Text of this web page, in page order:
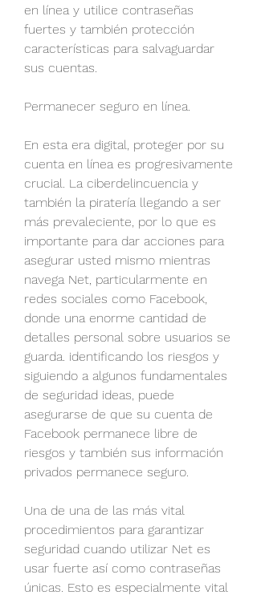
en línea y utilice contraseñas
fuertes y también protección
características para salvaguardar
sus cuentas.
Permanecer seguro en línea.
En esta era digital, proteger por su
cuenta en línea es progresivamente
crucial. La ciberdelincuencia y
también la piratería llegando a ser
más prevaleciente, por lo que es
importante para dar acciones para
asegurar usted mismo mientras
navega Net, particularmente en
redes sociales como Facebook,
donde una enorme cantidad de
detalles personal sobre usuarios se
guarda. identificando los riesgos y
siguiendo a algunos fundamentales
de seguridad ideas, puede
asegurarse de que su cuenta de
Facebook permanece libre de
riesgos y también sus información
privados permanece seguro.
Una de una de las más vital
procedimientos para garantizar
seguridad cuando utilizar Net es
usar fuerte así como contraseñas
únicas. Esto es especialmente vital